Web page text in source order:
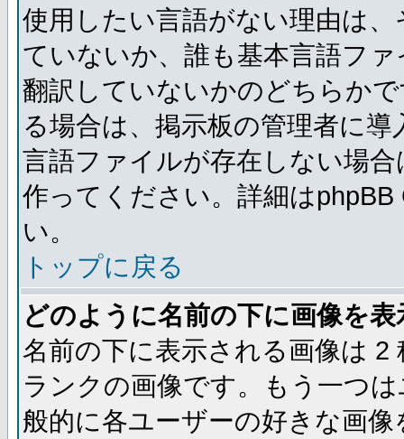
使用したい言語がない理由は
ていないか、誰も基本言語フ
翻訳していないかのどちらか
る場合は、掲示板の管理者に
言語ファイルが存在しない場
作ってください。詳細は
い。
トップに戻る
どのように名前の下に画像を
名前の下に表示される画像は
ランクの画像です。もう一つ
般的に各ユーザーの好きな画